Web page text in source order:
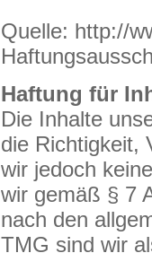
Quelle: http://
Haftung für
Die Inhalte
die Richtigkeit,
wir jedoch
wir gemäß § 7
nach den
TMG sind wir